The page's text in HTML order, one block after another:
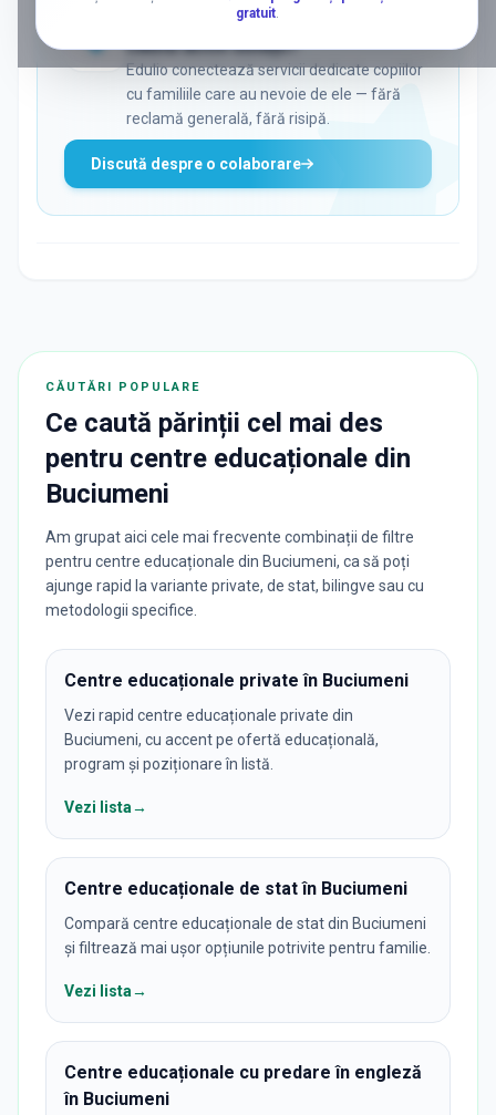
gratuit.
Vrei să ajungi la părinții care
caută activ soluții?
Edulio conectează servicii dedicate copiilor
cu familiile care au nevoie de ele — fără
reclamă generală, fără risipă.
Discută despre o colaborare
CĂUTĂRI POPULARE
Ce caută părinții cel mai des
pentru centre educaționale din
Buciumeni
Am grupat aici cele mai frecvente combinații de filtre
pentru centre educaționale din Buciumeni, ca să poți
ajunge rapid la variante private, de stat, bilingve sau cu
metodologii specifice.
Centre educaționale private în Buciumeni
Vezi rapid centre educaționale private din
Buciumeni, cu accent pe ofertă educațională,
program și poziționare în listă.
Vezi lista→
Centre educaționale de stat în Buciumeni
Compară centre educaționale de stat din Buciumeni
și filtrează mai ușor opțiunile potrivite pentru familie.
Vezi lista→
Centre educaționale cu predare în engleză
în Buciumeni